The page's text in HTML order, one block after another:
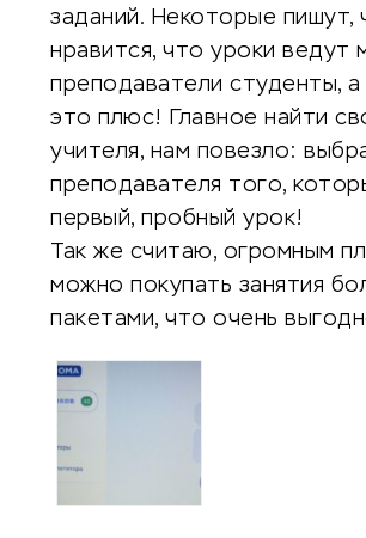
заданий. Некоторые пишут,
нравится, что уроки ведут
преподаватели студенты, а
это плюс! Главное найти
учителя, нам повезло:
преподавателя того,
первый, пробный урок!
Так же считаю, огромным
можно покупать занятия
пакетами, что очень